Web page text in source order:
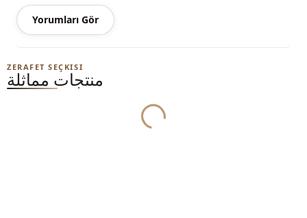
ملاحظة: قد يكون هناك اختلاف في الدرجة اللونية في لون المنتج
Yorumları Gör
ZERAFET SEÇKISI
منتجات مماثلةYukleniyor...